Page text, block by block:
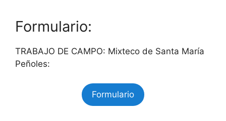
Formulario:
TRABAJO DE CAMPO: Mixteco de Santa María
Peñoles:
Formulario